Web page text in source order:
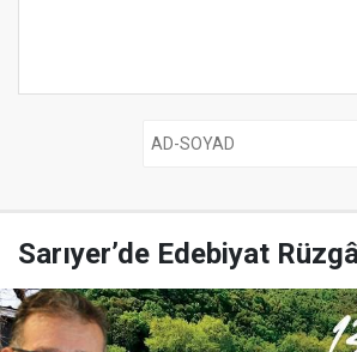
Sarıyer’de Edebiyat